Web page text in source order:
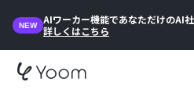
NEW
AIワーカー機能であなただけのAI
詳しくはこちら